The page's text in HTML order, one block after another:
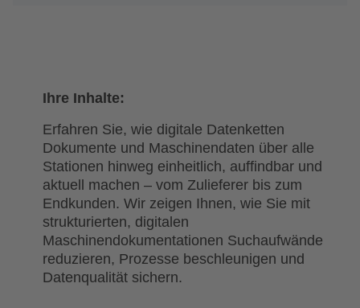
Ihre Inhalte:
Erfahren Sie, wie digitale Datenketten
Dokumente und Maschinendaten über alle
Stationen hinweg einheitlich, auffindbar und
aktuell machen – vom Zulieferer bis zum
Endkunden. Wir zeigen Ihnen, wie Sie mit
strukturierten, digitalen
Maschinendokumentationen Suchaufwände
reduzieren, Prozesse beschleunigen und
Datenqualität sichern.